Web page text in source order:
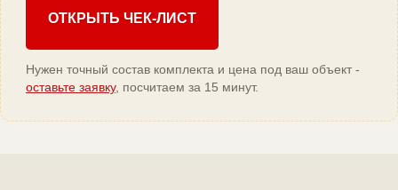
ОТКРЫТЬ ЧЕК-ЛИСТ
Нужен точный состав комплекта и цена под ваш объект -
оставьте заявку, посчитаем за 15 минут.